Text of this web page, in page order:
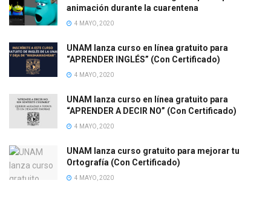
animación durante la cuarentena
4 MAYO, 2020
UNAM lanza curso en línea gratuito para
“APRENDER INGLÉS” (Con Certificado)
4 MAYO, 2020
UNAM lanza curso en línea gratuito para
“APRENDER A DECIR NO” (Con Certificado)
4 MAYO, 2020
UNAM lanza curso gratuito para mejorar tu
Ortografía (Con Certificado)
4 MAYO, 2020